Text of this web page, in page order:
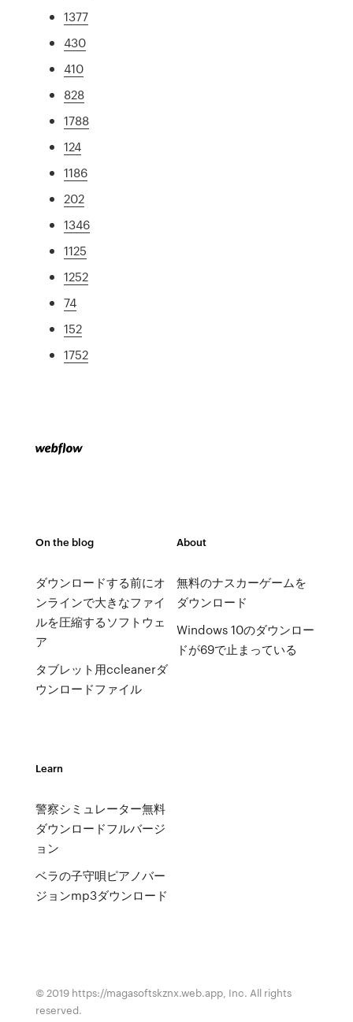
1377
430
410
828
1788
124
1186
202
1346
1125
1252
74
152
1752
On the blog
ダウンロードする前にオ
ンラインで大きなファイ
ルを圧縮するソフトウェ
ア
タブレット用ccleanerダ
ウンロードファイル
About
無料のナスカーゲームを
ダウンロード
Windows 10のダウンロー
ドが69で止まっている
Learn
警察シミュレーター無料
ダウンロードフルバージ
ョン
ベラの子守唄ピアノバー
ジョンmp3ダウンロード
© 2019 https://magasoftskznx.web.app, Inc. All rights
reserved.